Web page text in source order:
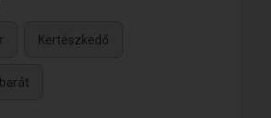
Kertészkedő